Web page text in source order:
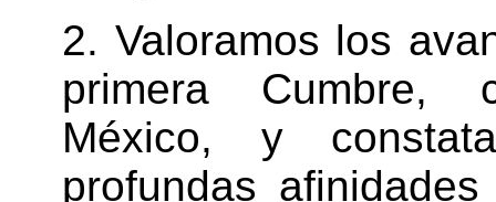
2. Valoramos los
primera Cumbre,
México, y
profundas